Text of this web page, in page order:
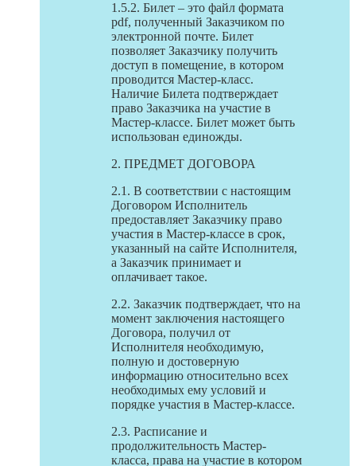
1.5.2. Билет – это файл формата
pdf, полученный Заказчиком по
электронной почте. Билет
позволяет Заказчику получить
доступ в помещение, в котором
проводится Мастер-класс.
Наличие Билета подтверждает
право Заказчика на участие в
Мастер-классе. Билет может быть
использован единожды.
2. ПРЕДМЕТ ДОГОВОРА
2.1. В соответствии с настоящим
Договором Исполнитель
предоставляет Заказчику право
участия в Мастер-классе в срок,
указанный на сайте Исполнителя,
а Заказчик принимает и
оплачивает такое.
2.2. Заказчик подтверждает, что на
момент заключения настоящего
Договора, получил от
Исполнителя необходимую,
полную и достоверную
информацию относительно всех
необходимых ему условий и
порядке участия в Мастер-классе.
2.3. Расписание и
продолжительность Мастер-
класса, права на участие в котором